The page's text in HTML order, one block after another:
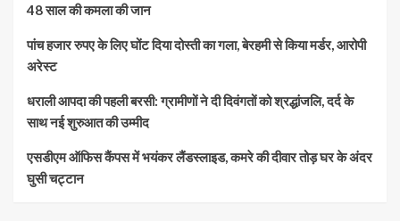
48 साल की कमला की जान
पांच हजार रुपए के लिए घोंट दिया दोस्ती का गला, बेरहमी से किया मर्डर, आरोपी
अरेस्ट
धराली आपदा की पहली बरसी: ग्रामीणों ने दी दिवंगतों को श्रद्धांजलि, दर्द के
साथ नई शुरुआत की उम्मीद
एसडीएम ऑफिस कैंपस में भयंकर लैंडस्लाइड, कमरे की दीवार तोड़ घर के अंदर
घुसी चट्टान